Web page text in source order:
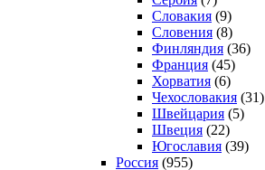
Словакия (9)
Словения (8)
Финляндия (36)
Франция (45)
Хорватия (6)
Чехословакия (31)
Швейцария (5)
Швеция (22)
Югославия (39)
Россия (955)